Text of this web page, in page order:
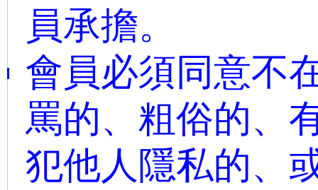
員承擔。
會員必須同意不
罵的、粗俗的、
犯他人隱私的、